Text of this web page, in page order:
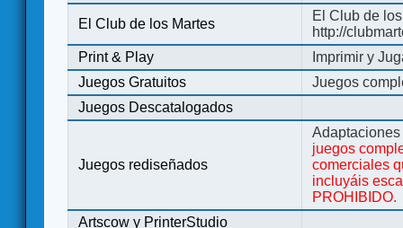
El Club de los Martes
El Club de
http://
Print & Play
Imprimir y
Juegos Gratuitos
Juegos
Juegos Descatalogados
Juegos rediseñados
juegos
comerciales
incluyáis
PROHIBIDO.
Artscow y PrinterStudio